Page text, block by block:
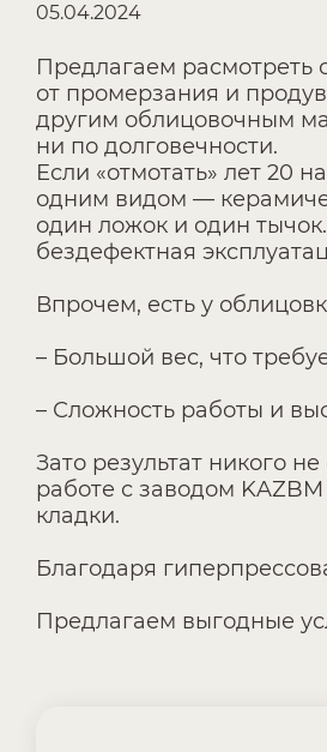
05.04.2024
Предлагаем
от промерзания и
другим облицовочным
ни по долговечности.
Если «отмотать» лет 20
одним видом —
один ложок и один
бездефектная
Впрочем, есть у
– Большой вес, что
– Сложность работы и
Зато результат никого
работе с заводом
кладки.
Благодаря
Предлагаем выгодные